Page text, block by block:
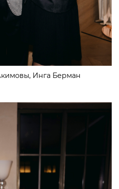
Инга Берман